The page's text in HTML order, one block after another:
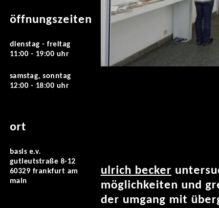
öffnungszeiten
dienstag - freitag
11:00 - 19:00 uhr
samstag, sonntag
12:00 - 18:00 uhr
ort
basis e.v.
gutleutstraße 8-12
60329 frankfurt am
main
ulrich becker
möglichkeiten und
der umgang mit